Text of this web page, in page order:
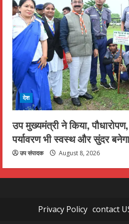
देश
उप मुख्यमंत्री ने किया,
पर्यावरण भी स्वस्थ और सुंदर बनेगा
उप संपादक August 8, 2026
Privacy Policy contact